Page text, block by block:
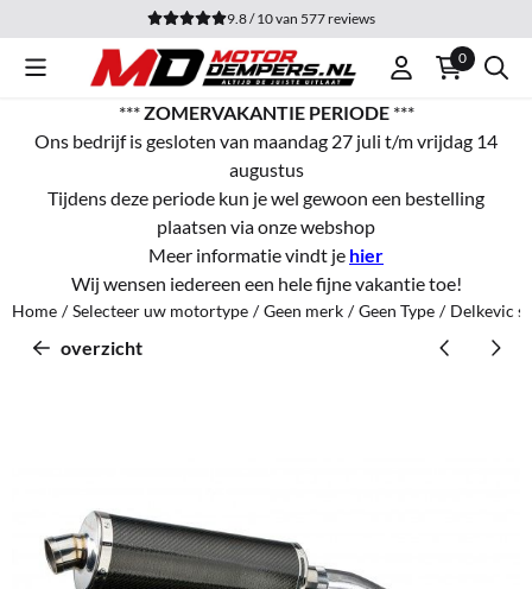
Cookievoorkeuren zijn momenteel gesloten.
9.8 / 10van 577reviews
0
***ZOMERVAKANTIE PERIODE***
Ons bedrijf is gesloten van maandag 27 juli t/m vrijdag 14
augustus
Tijdens deze periode kun je wel gewoon een bestelling
plaatsen via onze webshop
Meer informatie vindt je hier
Wij wensen iedereen een hele fijne vakantie toe!
Home / Selecteer uw motortype / Geen merk / Geen Type / Delkevic
overzicht